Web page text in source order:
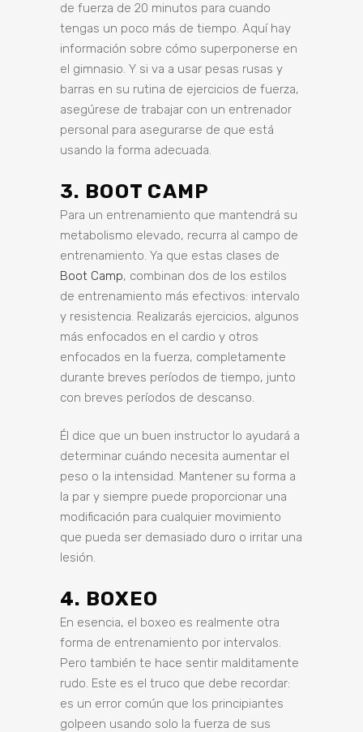
de fuerza de 20 minutos para cuando
tengas un poco más de tiempo. Aquí hay
información sobre cómo superponerse en
el gimnasio. Y si va a usar pesas rusas y
barras en su rutina de ejercicios de fuerza,
asegúrese de trabajar con un entrenador
personal para asegurarse de que está
usando la forma adecuada.
3. BOOT CAMP
Para un entrenamiento que mantendrá su
metabolismo elevado, recurra al campo de
entrenamiento. Ya que estas clases de
Boot Camp, combinan dos de los estilos
de entrenamiento más efectivos: intervalo
y resistencia. Realizarás ejercicios, algunos
más enfocados en el cardio y otros
enfocados en la fuerza, completamente
durante breves períodos de tiempo, junto
con breves períodos de descanso.
Él dice que un buen instructor lo ayudará a
determinar cuándo necesita aumentar el
peso o la intensidad. Mantener su forma a
la par y siempre puede proporcionar una
modificación para cualquier movimiento
que pueda ser demasiado duro o irritar una
lesión.
4. BOXEO
En esencia, el boxeo es realmente otra
forma de entrenamiento por intervalos.
Pero también te hace sentir malditamente
rudo. Este es el truco que debe recordar:
es un error común que los principiantes
golpeen usando solo la fuerza de sus